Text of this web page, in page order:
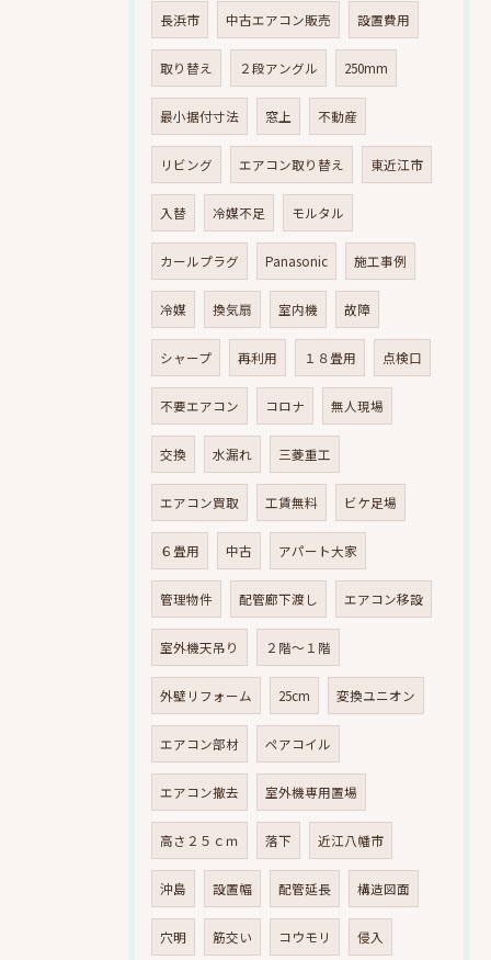
長浜市 中古エアコン販売 設置費用
取り替え ２段アングル 250mm
最小据付寸法 窓上 不動産
リビング エアコン取り替え 東近江市
入替 冷媒不足 モルタル
カールプラグ Panasonic 施工事例
冷媒 換気扇 室内機 故障
シャープ 再利用 １８畳用 点検口
不要エアコン コロナ 無人現場
交換 水漏れ 三菱重工
エアコン買取 工賃無料 ビケ足場
６畳用 中古 アパート大家
管理物件 配管廊下渡し エアコン移設
室外機天吊り ２階～１階
外壁リフォーム 25cm 変換ユニオン
エアコン部材 ペアコイル
エアコン撤去 室外機専用置場
高さ２５ｃｍ 落下 近江八幡市
沖島 設置幅 配管延長 構造図面
穴明 筋交い コウモリ 侵入